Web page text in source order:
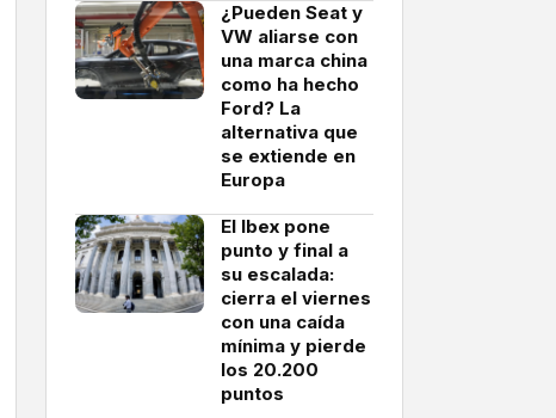
¿Pueden Seat y
VW aliarse con
una marca china
como ha hecho
Ford? La
alternativa que
se extiende en
Europa
El Ibex pone
punto y final a
su escalada:
cierra el viernes
con una caída
mínima y pierde
los 20.200
puntos